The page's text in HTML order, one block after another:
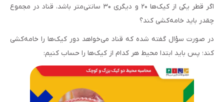
اگر قطر یکی از کیک‌ها ۲۰ و دیگری ۳۰ سانتی‌متر باشد، قناد در مجموع
چقدر باید خامه‌کشی کند؟
در صورت سؤال گفته شده که قناد می‌خواهد دور کیک‌ها را خامه‌کشی
کند؛ پس باید ابتدا محیط هر کدام از کیک‌ها را حساب کنیم: